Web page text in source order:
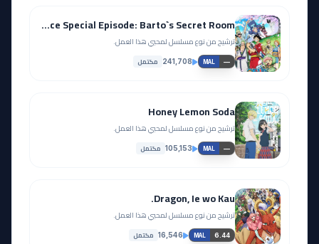
One Piece Special Episode: Barto`s Secret Room
ترشيح من نوع مسلسل لمحبي هذا العمل.
MAL —
241,708 مكتمل
Honey Lemon Soda
ترشيح من نوع مسلسل لمحبي هذا العمل.
MAL —
105,153 مكتمل
Dragon, Ie wo Kau.
ترشيح من نوع مسلسل لمحبي هذا العمل.
MAL 6.44
16,546 مكتمل